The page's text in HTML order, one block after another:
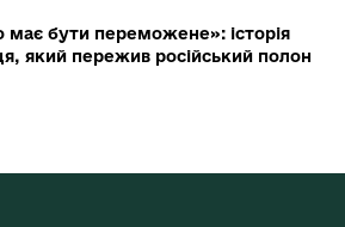
має бути переможене»: історія
який пережив російський полон